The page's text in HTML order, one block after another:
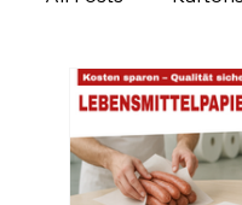
Verpackung